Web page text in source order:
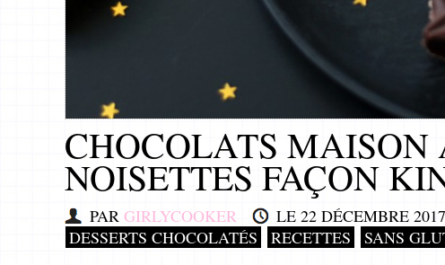
CHOCOLATS
NOISETTES FAÇON
PAR GIRLYCOOKER LE 22 DÉCEMBRE 2017
DESSERTS CHOCOLATÉS
RECETTES SANS